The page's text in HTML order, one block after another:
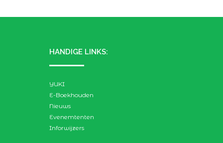
HANDIGE LINKS:
YUKI
E-Boekhouden
Nieuws
Evenemtenten
Inforwijzers